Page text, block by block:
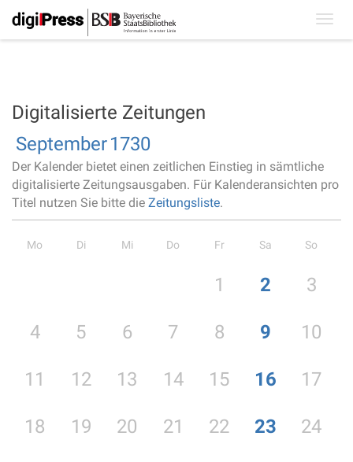
Digitalisierte Zeitungen
September1730
Der Kalender bietet einen zeitlichen Einstieg in sämtliche
digitalisierte Zeitungsausgaben. Für Kalenderansichten pro
Titel nutzen Sie bitte die Zeitungsliste.
Mo Di Mi Do Fr Sa So
1 2 3
4 5 6 7 8 9 10
11 12 13 14 15 16 17
18 19 20 21 22 23 24